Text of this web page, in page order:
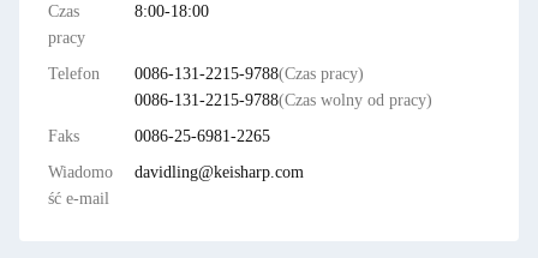
Czas
pracy
8:00-18:00
Telefon 0086-131-2215-9788(Czas pracy)
0086-131-2215-9788(Czas wolny od pracy)
Faks
0086-25-6981-2265
Wiadomo
ść e-mail
davidling@keisharp.com